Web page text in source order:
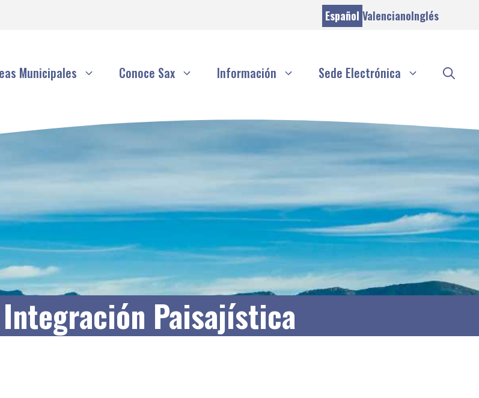
Español ValencianoInglés
Municipales Conoce Sax Información Sede Electrónica
Paisajística